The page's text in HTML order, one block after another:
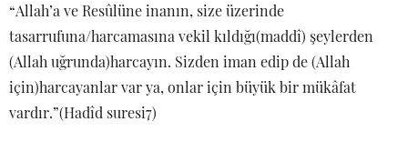
“Allah’a ve Resûlüne inanın, size üzerinde
tasarrufuna/harcamasına vekil kıldığı(maddî) şeylerden
(Allah uğrunda)harcayın. Sizden iman edip de (Allah
için)harcayanlar var ya, onlar için büyük bir mükâfat
vardır.”(Hadîd suresi7)